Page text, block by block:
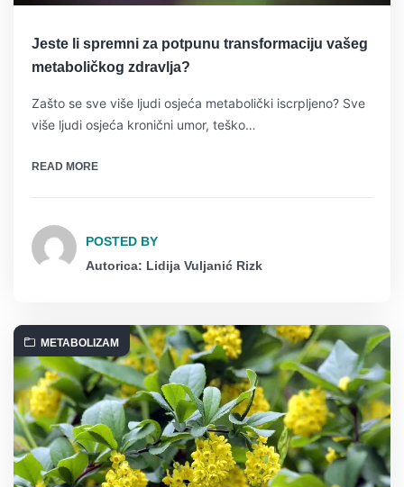
Jeste li spremni za potpunu transformaciju vašeg
metaboličkog zdravlja?
Zašto se sve više ljudi osjeća metabolički iscrpljeno? Sve
više ljudi osjeća kronični umor, teško…
READ MORE
POSTED BY
Autorica: Lidija Vuljanić Rizk
METABOLIZAM